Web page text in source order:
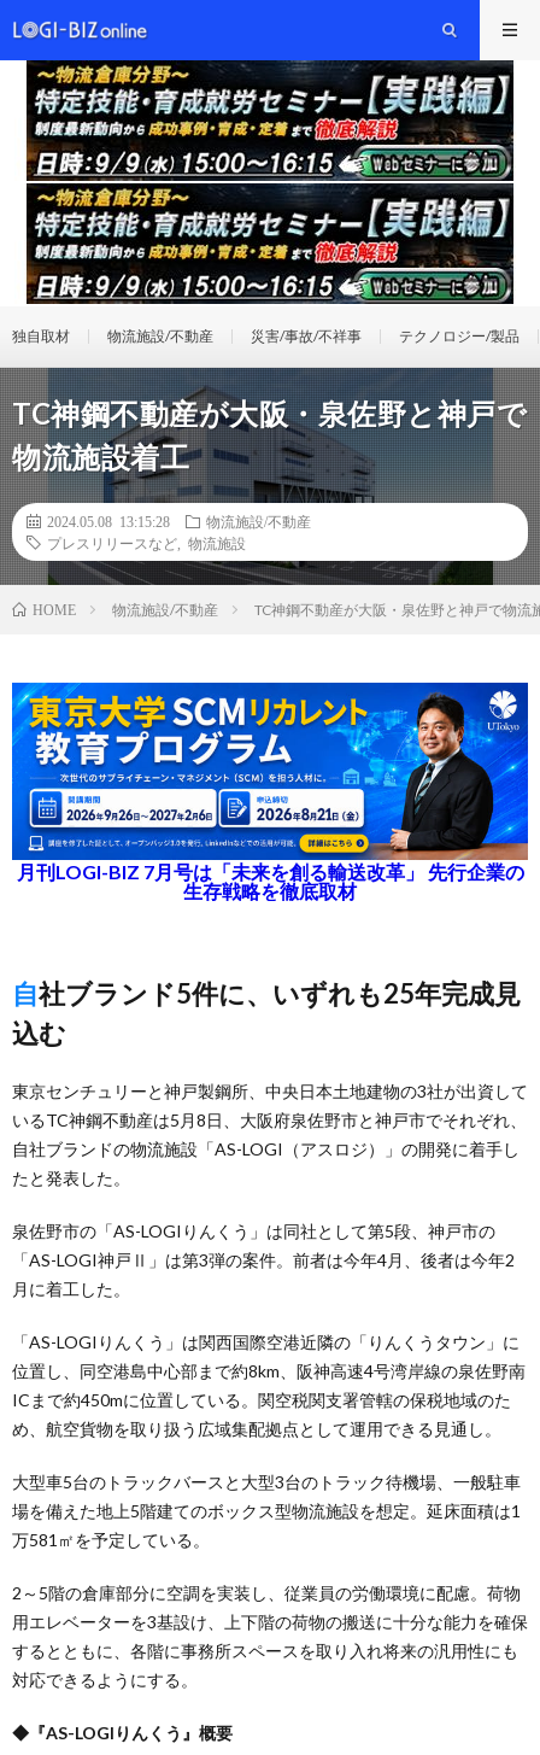
独自取材 物流施設/不動産 災害/事故/不祥事 テクノロジー/製品
TC神鋼不動産が大阪・泉佐野と神戸で
物流施設着工
2024.05.08 13:15:28
物流施設/不動産
プレスリリースなど
物流施設
HOME 物流施設/不動産 TC神鋼不動産が大阪・泉佐野と神戸で物流
月刊LOGI-BIZ 7月号は「未来を創る輸送改革」 先行企業の
生存戦略を徹底取材
自社ブランド5件に、いずれも25年完成見
込む
東京センチュリーと神戸製鋼所、中央日本土地建物の3社が出資して
いるTC神鋼不動産は5月8日、大阪府泉佐野市と神戸市でそれぞれ、
自社ブランドの物流施設「AS-LOGI（アスロジ）」の開発に着手し
たと発表した。
泉佐野市の「AS-LOGIりんくう」は同社として第5段、神戸市の
「AS-LOGI神戸Ⅱ」は第3弾の案件。前者は今年4月、後者は今年2
月に着工した。
「AS-LOGIりんくう」は関西国際空港近隣の「りんくうタウン」に
位置し、同空港島中心部まで約8km、阪神高速4号湾岸線の泉佐野南
ICまで約450mに位置している。関空税関支署管轄の保税地域のた
め、航空貨物を取り扱う広域集配拠点として運用できる見通し。
大型車5台のトラックバースと大型3台のトラック待機場、一般駐車
場を備えた地上5階建てのボックス型物流施設を想定。延床面積は1
万581㎡を予定している。
2～5階の倉庫部分に空調を実装し、従業員の労働環境に配慮。荷物
用エレベーターを3基設け、上下階の荷物の搬送に十分な能力を確保
するとともに、各階に事務所スペースを取り入れ将来の汎用性にも
対応できるようにする。
◆『AS-LOGIりんくう』概要